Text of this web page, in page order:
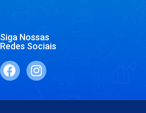
Siga Nossas
Redes Sociais